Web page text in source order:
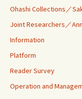
Ohashi Collections／
Joint Researchers／
Information
Platform
Reader Survey
Operation and